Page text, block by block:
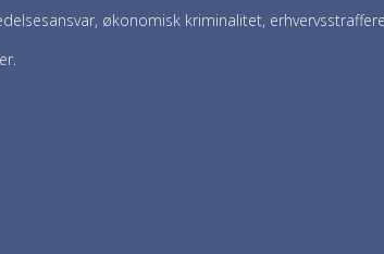
økonomisk kriminalitet,